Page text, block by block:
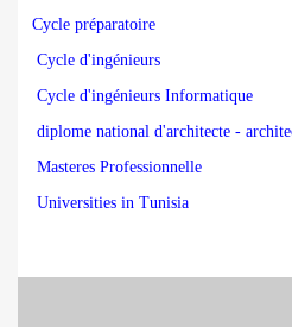
Cycle préparatoire
Cycle d'ingénieurs
Cycle d'ingénieurs Informatique
diplome national d'architecte -
Masteres Professionnelle
Universities in Tunisia